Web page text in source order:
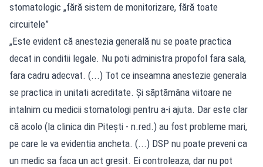
stomatologic „fără sistem de monitorizare, fără toate
circuitele”
„Este evident că anestezia generală nu se poate practica
decat in conditii legale. Nu poti administra propofol fara sala,
fara cadru adecvat. (...) Tot ce inseamna anestezie generala
se practica in unitati acreditate. Și săptămâna viitoare ne
intalnim cu medicii stomatologi pentru a-i ajuta. Dar este clar
că acolo (la clinica din Pitești - n.red.) au fost probleme mari,
pe care le va evidentia ancheta. (...) DSP nu poate preveni ca
un medic sa faca un act gresit. Ei controleaza, dar nu pot